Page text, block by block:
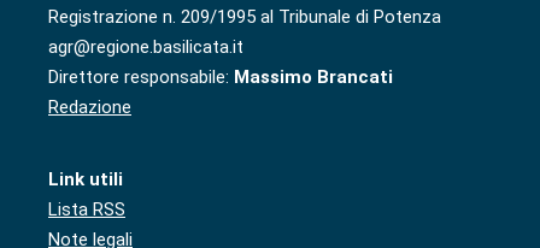
Registrazione n. 209/1995 al Tribunale di Potenza
agr@regione.basilicata.it
Direttore responsabile: Massimo Brancati
Redazione
Link utili
Lista RSS
Note legali